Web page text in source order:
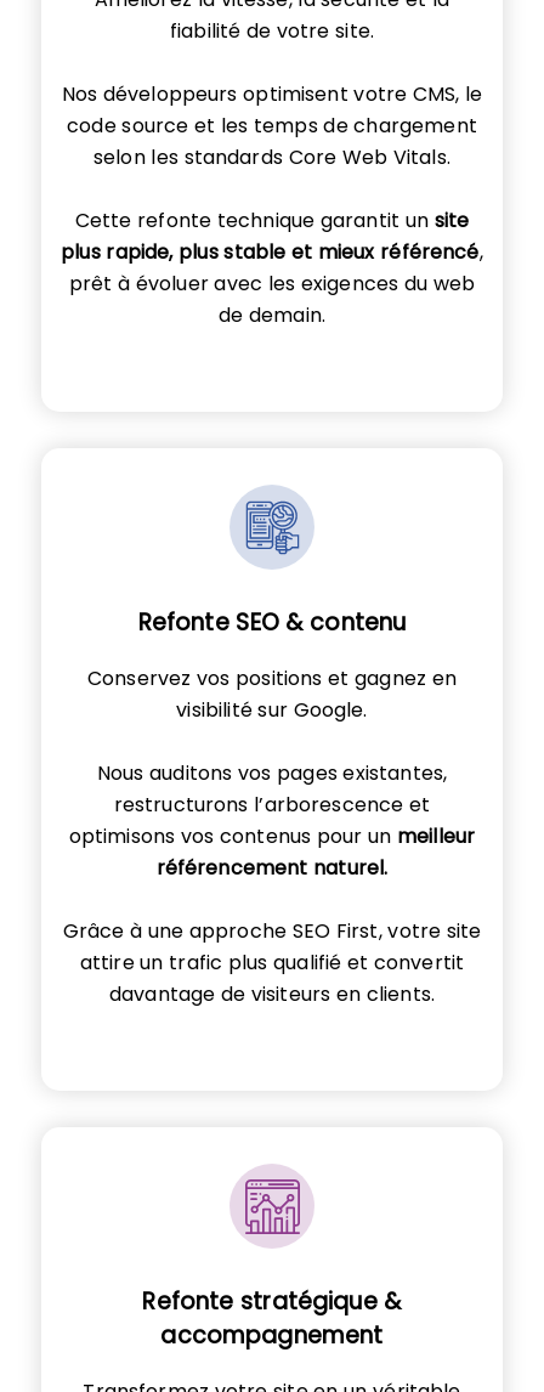
fiabilité de votre site.
Nos développeurs optimisent votre CMS, le
code source et les temps de chargement
selon les standards Core Web Vitals.
Cette refonte technique garantit un site
plus rapide, plus stable et mieux référencé,
prêt à évoluer avec les exigences du web
de demain.
Refonte SEO & contenu
Conservez vos positions et gagnez en
visibilité sur Google.
Nous auditons vos pages existantes,
restructurons l’arborescence et
optimisons vos contenus pour un meilleur
référencement naturel.
Grâce à une approche SEO First, votre site
attire un trafic plus qualifié et convertit
davantage de visiteurs en clients.
Refonte stratégique &
accompagnement